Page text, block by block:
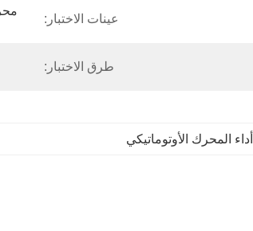
عينات الاختبار:
طرق الاختبار:
المحرك الأوتوماتيكي